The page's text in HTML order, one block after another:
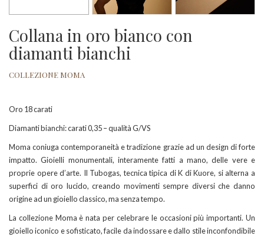
Collana in oro bianco con
diamanti bianchi
COLLEZIONE MOMA
Oro 18 carati
Diamanti bianchi: carati 0,35 – qualità G/VS
Moma coniuga contemporaneità e tradizione grazie ad un design di forte
impatto. Gioielli monumentali, interamente fatti a mano, delle vere e
proprie opere d’arte. Il Tubogas, tecnica tipica di K di Kuore, si alterna a
superfici di oro lucido, creando movimenti sempre diversi che danno
origine ad un gioiello classico, ma senza tempo.
La collezione Moma è nata per celebrare le occasioni più importanti. Un
gioiello iconico e sofisticato, facile da indossare e dallo stile inconfondibile